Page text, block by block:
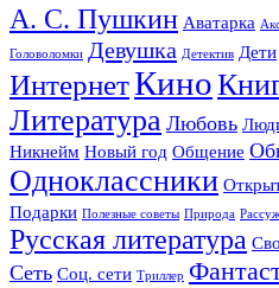
А. С. Пушкин Аватарка
Головоломки Девушка Детектив Дети
ИнтернетКино
Литература Любовь
Никнейм Новый год Общение
Одноклассники
Подарки Полезные советы Природа
Русская литература
Сеть Соц. сети Триллер